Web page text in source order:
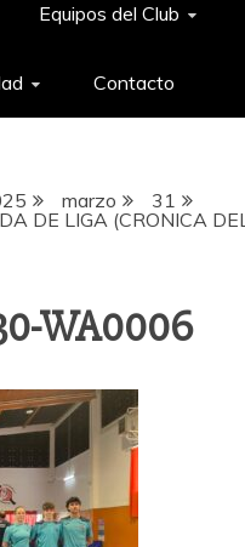
Equipos del Club
Contacto
marzo
31
DE LIGA (CRONICA
WA0006